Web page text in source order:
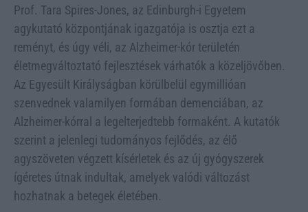
Prof. Tara Spires-Jones, az Edinburgh-i Egyetem
agykutató központjának igazgatója is osztja ezt a
reményt, és úgy véli, az Alzheimer-kór területén
életmegváltoztató fejlesztések várhatók a közeljövőben.
Az Egyesült Királyságban körülbelül egymillióan
szenvednek valamilyen formában demenciában, az
Alzheimer-kórral a legelterjedtebb formaként. A kutatók
szerint a jelenlegi tudományos fejlődés, az élő
agyszöveten végzett kísérletek és az új gyógyszerek
ígéretes útnak indultak, amelyek valódi változást
hozhatnak a betegek életében.